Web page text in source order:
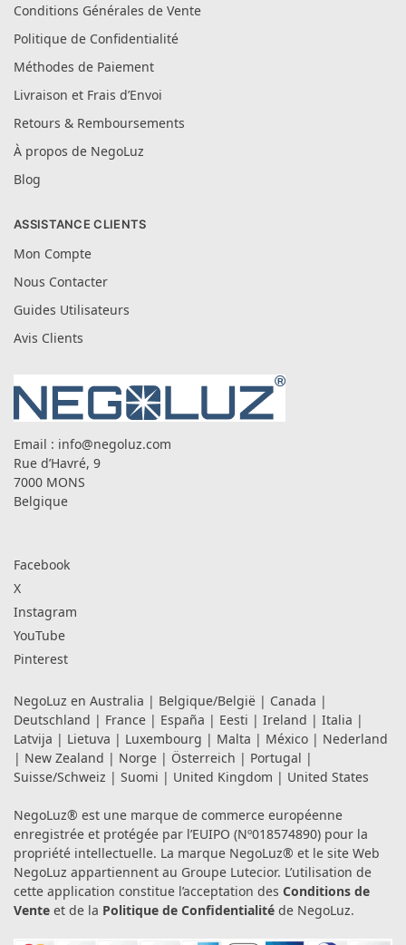
Conditions Générales de Vente
Politique de Confidentialité
Méthodes de Paiement
Livraison et Frais d’Envoi
Retours & Remboursements
À propos de NegoLuz
Blog
ASSISTANCE CLIENTS
Mon Compte
Nous Contacter
Guides Utilisateurs
Avis Clients
Email : info@negoluz.com
Rue d’Havré, 9
7000 MONS
Belgique
Facebook
X
Instagram
YouTube
Pinterest
NegoLuz en Australia | Belgique/België | Canada |
Deutschland | France | España | Eesti | Ireland | Italia |
Latvija | Lietuva | Luxembourg | Malta | México | Nederland
| New Zealand | Norge | Österreich | Portugal |
Suisse/Schweiz | Suomi | United Kingdom | United States
NegoLuz® est une marque de commerce européenne
enregistrée et protégée par l’EUIPO (Nº018574890) pour la
propriété intellectuelle. La marque NegoLuz® et le site Web
NegoLuz appartiennent au Groupe Lutecior. L’utilisation de
cette application constitue l’acceptation des Conditions de
Vente et de la Politique de Confidentialité de NegoLuz.